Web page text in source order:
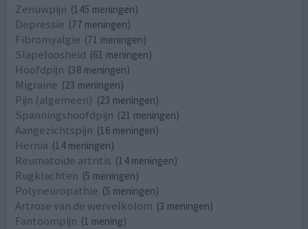
Zenuwpijn (145 meningen)
Depressie (77 meningen)
Fibromyalgie (71 meningen)
Slapeloosheid (61 meningen)
Hoofdpijn (38 meningen)
Migraine (23 meningen)
Pijn (algemeen) (23 meningen)
Spanningshoofdpijn (21 meningen)
Aangezichtspijn (16 meningen)
Hernia (14 meningen)
Reumatoïde artritis (14 meningen)
Rugklachten (5 meningen)
Polyneuropathie (5 meningen)
Artrose van de wervelkolom (3 meningen)
Fantoompijn (1 mening)